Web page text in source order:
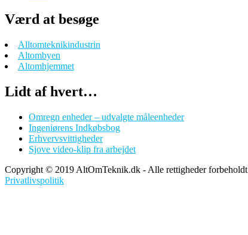
Værd at besøge
Alltomteknikindustrin
Altombyen
Altomhjemmet
Lidt af hvert…
Omregn enheder – udvalgte måleenheder
Ingeniørens Indkøbsbog
Erhvervsvittigheder
Sjove video-klip fra arbejdet
Copyright © 2019 AltOmTeknik.dk - Alle rettigheder forbeholdt
Privatlivspolitik